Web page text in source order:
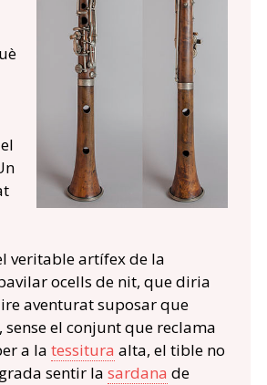
veritable artífex de la
ocells de nit, que diria
aventurat suposar que
sense el conjunt que reclama
a la tessitura alta, el tible no
sentir la sardana de